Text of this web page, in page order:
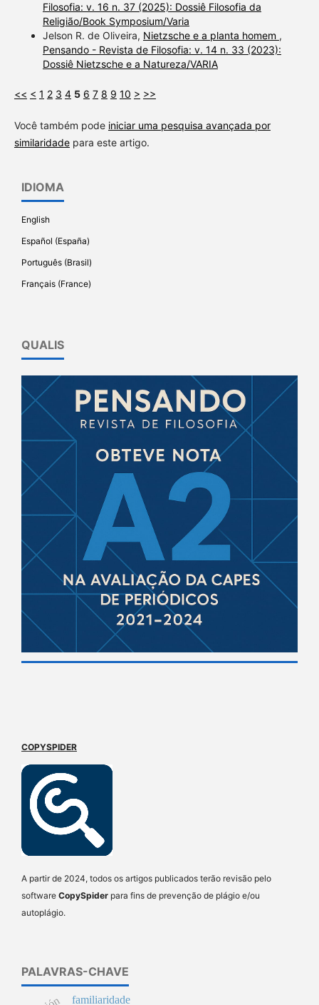
Filosofia: v. 16 n. 37 (2025): Dossiê Filosofia da
Religião/Book Symposium/Varia
Jelson R. de Oliveira, Nietzsche e a planta homem ,
Pensando - Revista de Filosofia: v. 14 n. 33 (2023):
Dossiê Nietzsche e a Natureza/VARIA
<< < 1 2 3 4 5 6 7 8 9 10 > >>
Você também pode iniciar uma pesquisa avançada por
similaridadepara este artigo.
IDIOMA
English
Español (España)
Português (Brasil)
Français (France)
QUALIS
COPYSPIDER
A partir de 2024, todos os artigos publicados terão revisão pelo
software CopySpider para fins de prevenção de plágio e/ou
autoplágio.
PALAVRAS-CHAVE
familiaridade